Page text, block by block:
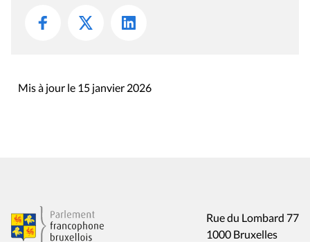
Mis à jour le 15 janvier 2026
Rue du Lombard 77
1000 Bruxelles